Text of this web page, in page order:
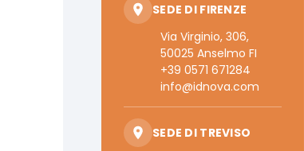
SEDE DI FIRENZE
Via Virginio, 306,
50025 Anselmo FI
+39 0571 671284
info@idnova.com
SEDE DI TREVISO